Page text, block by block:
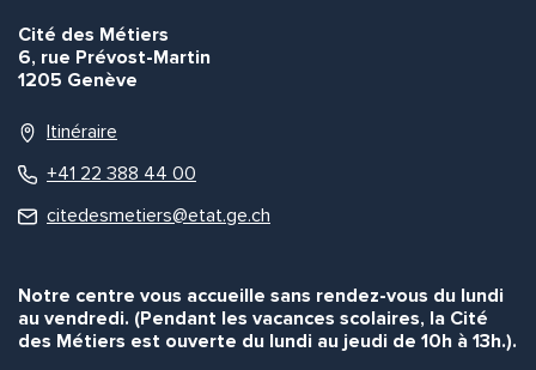
Cité des Métiers
6, rue Prévost-Martin
1205 Genève
Itinéraire
+41 22 388 44 00
citedesmetiers@etat.ge.ch
Notre centre vous accueille sans rendez-vous du lundi
au vendredi. (Pendant les vacances scolaires, la Cité
des Métiers est ouverte du lundi au jeudi de 10h à 13h.).
Envoyer
Envoyer